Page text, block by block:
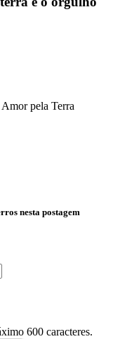
nesta postagem
600 caracteres.